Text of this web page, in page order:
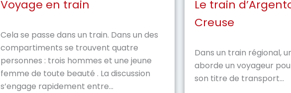
Voyage en train
Cela se passe dans un train. Dans un des
compartiments se trouvent quatre
personnes : trois hommes et une jeune
femme de toute beauté . La discussion
s’engage rapidement entre...
Le train
Creuse
Dans un train régional,
aborde un voyageur
son titre de transport...